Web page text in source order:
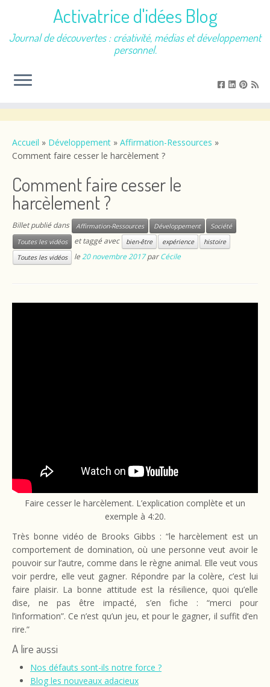
contenu
Activatrice d'idées Blog
Journal de découvertes : créativité, médias et développement
personnel.
Accueil » Développement » Affirmation-Ressources »
Comment faire cesser le harcèlement ?
Comment faire cesser le
harcèlement ?
Billet publié dans Affirmation-Ressources Développement
Société
Toutes les vidéos
et taggé avec bien-être expérience
histoire
Toutes les vidéos
le20 novembre 2017 parCécile
Faire cesser le harcèlement. L’explication complète et un
exemple à 4:20.
Très bonne vidéo de Brooks Gibbs : “le harcèlement est un
comportement de domination, où une personne veut avoir le
pouvoir sur l’autre, comme dans le règne animal. Elle veut vous
voir perdre, elle veut gagner. Répondre par la colère, c’est lui
faire plaisir. La bonne attitude est la résilience, quoi qu’elle
dise, ne pas être impacté, s’en fiche : “merci pour
l’information”. Ce n’est qu’un jeu, et pour le gagner, il suffit d’en
rire.”
A lire aussi
Nos défauts sont-ils notre force ?
Blog les nouveaux adacieux